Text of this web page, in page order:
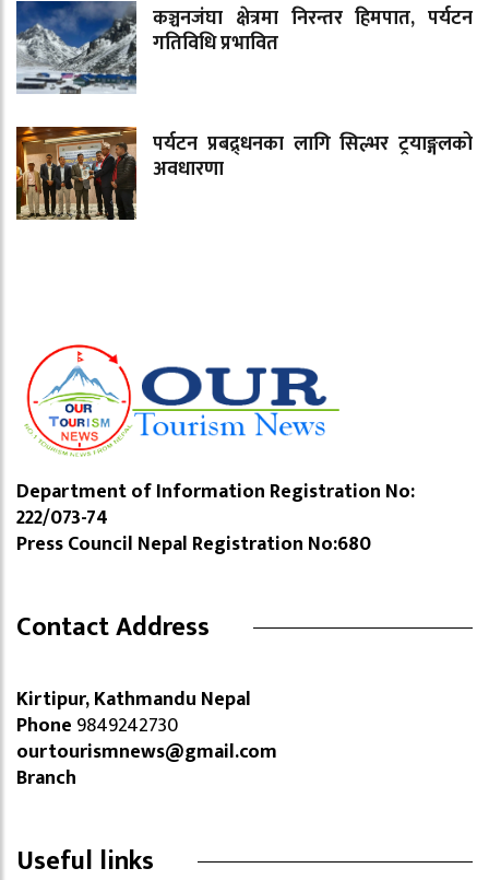
कञ्चनजंघा क्षेत्रमा निरन्तर हिमपात, पर्यटन
गतिविधि प्रभावित
पर्यटन प्रबद्र्धनका लागि सिल्भर ट्रयाङ्गलको
अवधारणा
Department of Information Registration No:
222/073-74
Press Council Nepal Registration No:680
Contact Address
Kirtipur, Kathmandu Nepal
Phone 9849242730
ourtourismnews@gmail.com
Branch
Useful links